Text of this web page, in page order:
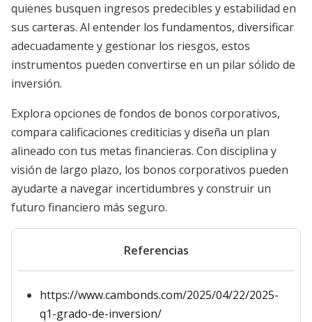
quienes busquen ingresos predecibles y estabilidad en
sus carteras. Al entender los fundamentos, diversificar
adecuadamente y gestionar los riesgos, estos
instrumentos pueden convertirse en un pilar sólido de
inversión.
Explora opciones de fondos de bonos corporativos,
compara calificaciones crediticias y diseña un plan
alineado con tus metas financieras. Con disciplina y
visión de largo plazo, los bonos corporativos pueden
ayudarte a navegar incertidumbres y construir un
futuro financiero más seguro.
Referencias
https://www.cambonds.com/2025/04/22/2025-
q1-grado-de-inversion/